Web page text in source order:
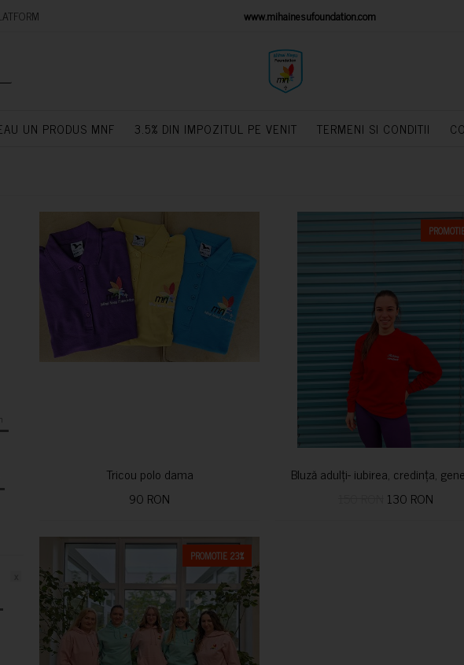
DONATIONS PLATFORM www.mihainesufoundation.com
UN PRODUS MNF 3.5% DIN IMPOZITUL PE VENIT TERMENI SI CONDITII
Tricou polo dama
90 RON
CUMPARA
Bluză adulți- iubirea, credința,
130 RON
CUMPARA
PROMOTIE 23%